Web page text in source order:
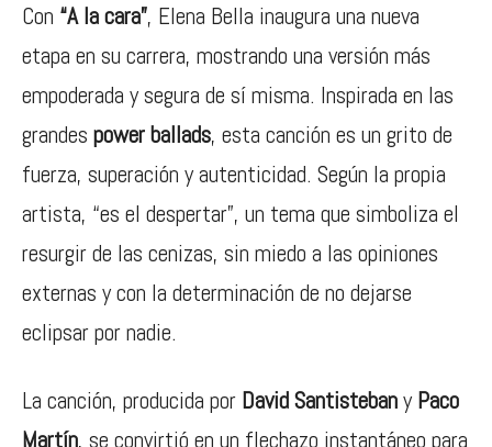
Con “A la cara”, Elena Bella inaugura una nueva
etapa en su carrera, mostrando una versión más
empoderada y segura de sí misma. Inspirada en las
grandes power ballads, esta canción es un grito de
fuerza, superación y autenticidad. Según la propia
artista, “es el despertar”, un tema que simboliza el
resurgir de las cenizas, sin miedo a las opiniones
externas y con la determinación de no dejarse
eclipsar por nadie.
La canción, producida por David SantistebanyPaco
Martín, se convirtió en un flechazo instantáneo para